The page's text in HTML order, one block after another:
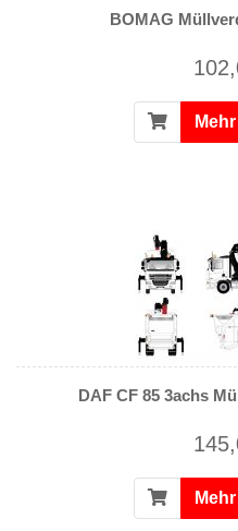
BOMAG
DAF CF 85 3achs